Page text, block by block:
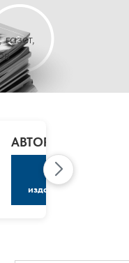
АВТОРЕВЮ
К
изданию